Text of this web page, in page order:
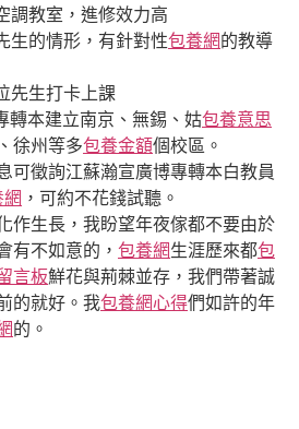
調教室，進修效力高
生的情形，有針對性包養網的教導
先生打卡上課
轉本建立南京、無錫、姑包養意思
徐州等多包養金額個校區。
可徵詢江蘇瀚宣廣博專轉本白教員
，可約不花錢試聽。
作生長，我盼望年夜傢都不要由於
有不如意的， 包養網生涯歷來都包
言板鮮花與荊棘並存，我們帶著誠
的就好。我包養網心得們如許的年
的。